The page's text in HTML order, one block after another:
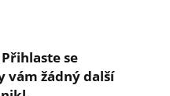
se
vám žádný další